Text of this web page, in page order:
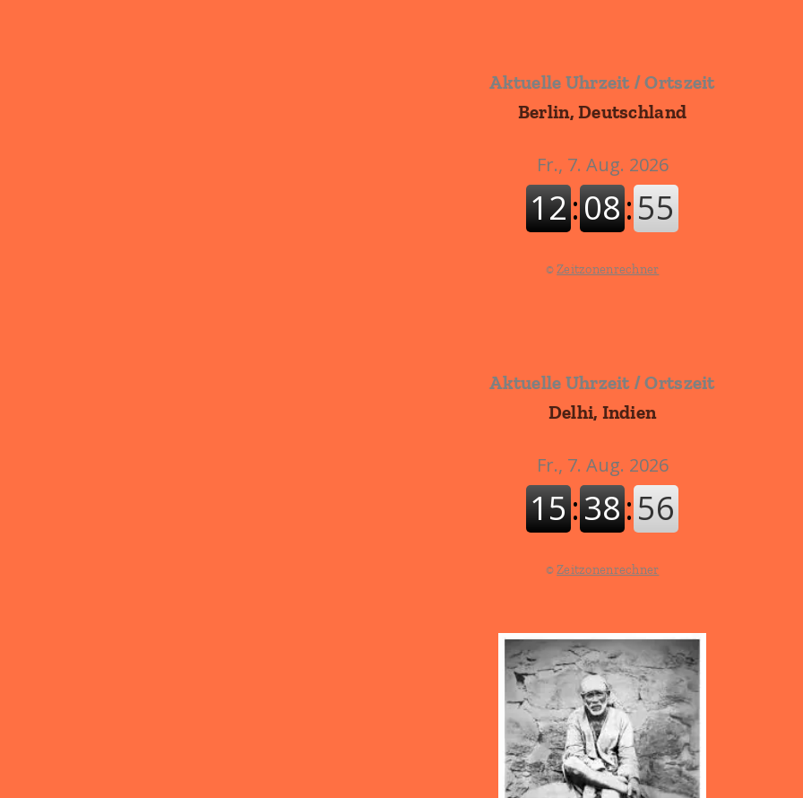
Aktuelle Uhrzeit / Ortszeit
Berlin, Deutschland
©Zeitzonenrechner
Aktuelle Uhrzeit / Ortszeit
Delhi, Indien
©Zeitzonenrechner